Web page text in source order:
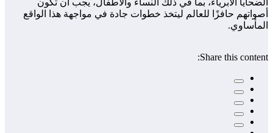
الضحايا الأبرياء، بما في ذلك النساء والأطفال، يجب أن تكون
أصواتهم حافزًا للعالم ليتخذ خطوات جادة في مواجهة هذا الواقع
المأساوي.
Share this content: